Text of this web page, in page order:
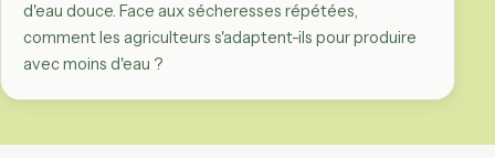
d'eau douce. Face aux sécheresses répétées,
comment les agriculteurs s'adaptent-ils pour produire
avec moins d'eau ?